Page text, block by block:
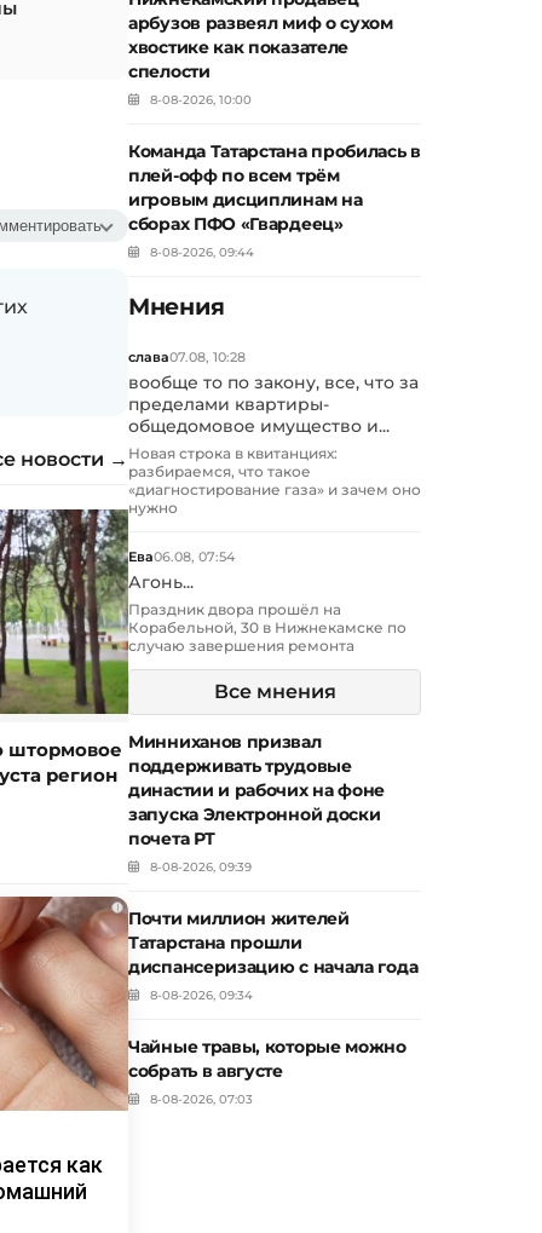
новости →
штормовое
регион
i
как
арбузов развеял миф о сухом
хвостике как показателе
спелости
8-08-2026, 10:00
Команда Татарстана пробилась в
плей-офф по всем трём
игровым дисциплинам на
сборах ПФО «Гвардеец»
8-08-2026, 09:44
Мнения
слава07.08, 10:28
вообще то по закону, все, что за
пределами квартиры-
общедомовое имущество и...
Новая строка в квитанциях:
разбираемся, что такое
«диагностирование газа» и зачем оно
нужно
Ева06.08, 07:54
Агонь...
Праздник двора прошёл на
Корабельной, 30 в Нижнекамске по
случаю завершения ремонта
Все мнения
Минниханов призвал
поддерживать трудовые
династии и рабочих на фоне
запуска Электронной доски
почета РТ
8-08-2026, 09:39
Почти миллион жителей
Татарстана прошли
диспансеризацию с начала года
8-08-2026, 09:34
Чайные травы, которые можно
собрать в августе
8-08-2026, 07:03